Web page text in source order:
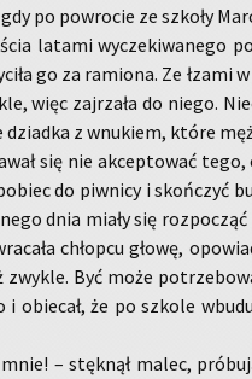
gdy po po­wro­cie ze szko­ły
la­ta­mi wy­cze­ki­wa­ne­go
go za ra­mio­na. Ze łzami
więc zaj­rza­ła do niego.
z wnu­kiem, które
się nie ak­cep­to­wać
do piw­ni­cy i skoń­czyć
dnia miały się
chłop­cu głowę,
Być może
i obie­cał, że po szko­le
– stęk­nął malec,